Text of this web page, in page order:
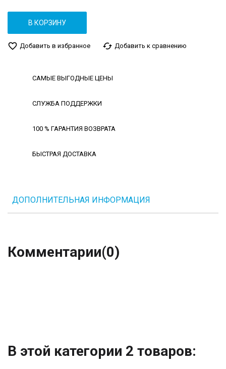
В КОРЗИНУ
favorite_border Добавить в избранное cached Добавить к сравнению
САМЫЕ ВЫГОДНЫЕ ЦЕНЫ
СЛУЖБА ПОДДЕРЖКИ
100 % ГАРАНТИЯ ВОЗВРАТА
БЫСТРАЯ ДОСТАВКА
ДОПОЛНИТЕЛЬНАЯ ИНФОРМАЦИЯ
Комментарии(0)
В этой категории 2 товаров: